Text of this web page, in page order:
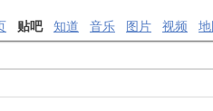
贴吧 知道 音乐 图片 视频